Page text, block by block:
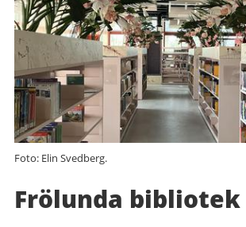
Foto: Elin Svedberg.
Frölunda bibliotek